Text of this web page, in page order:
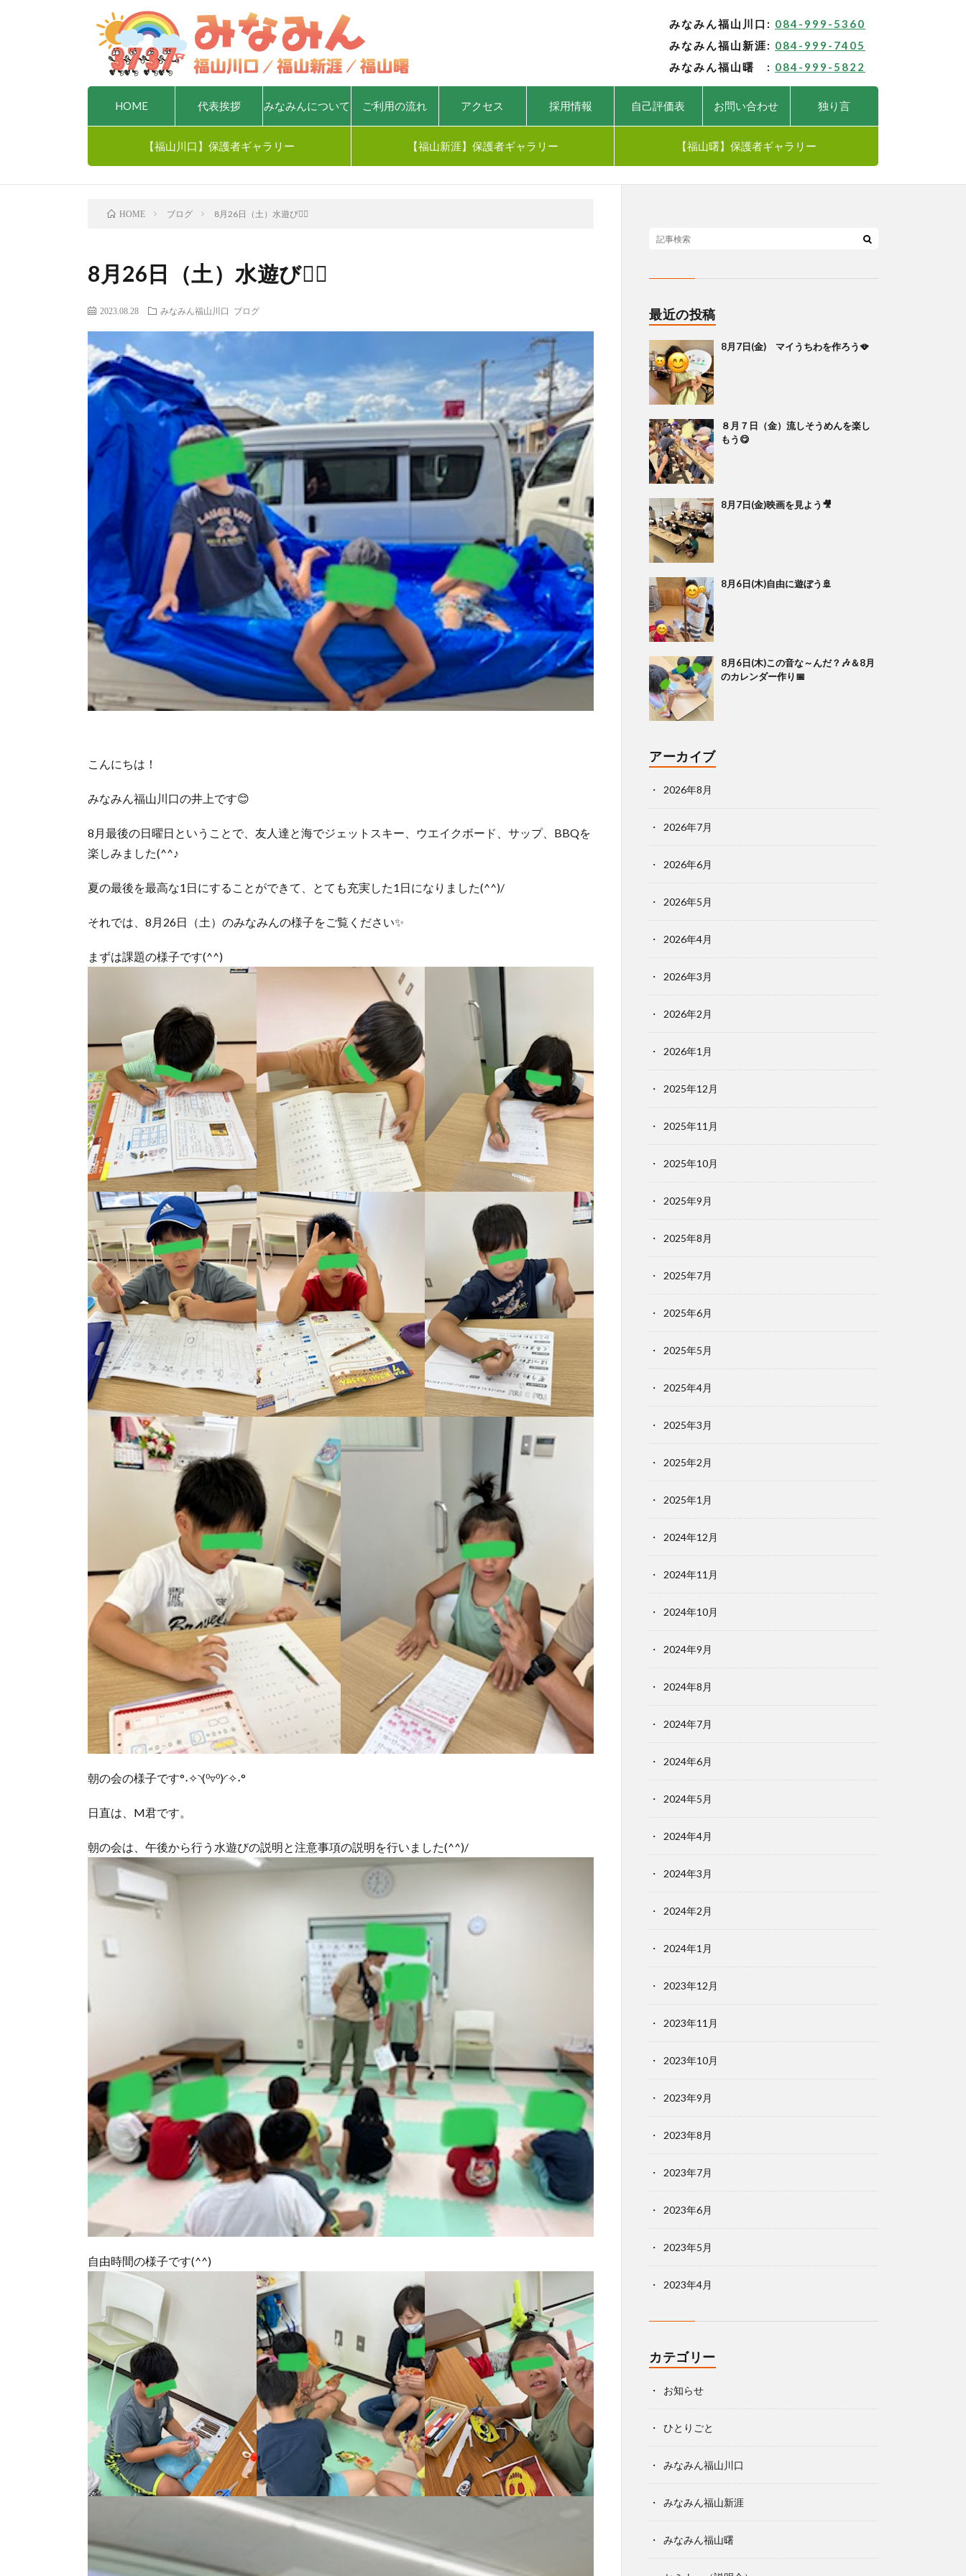
みなみん福山川口: 084-999-5360
みなみん福山新涯: 084-999-7405
みなみん福山曙 : 084-999-5822
HOME 代表挨拶 みなみんについて ご利用の流れ アクセス 採用情報 自己評価表 お問い合わせ 独り言
【福山川口】保護者ギャラリー 【福山新涯】保護者ギャラリー 【福山曙】保護者ギャラリー
HOME ブログ 8月26日（土）水遊び🏊‍♀️
8月26日（土）水遊び🏊‍♀️
2023.08.28 みなみん福山川口 ブログ
こんにちは！
みなみん福山川口の井上です😊
8月最後の日曜日ということで、友人達と海でジェットスキー、ウエイクボード、サップ、BBQを
楽しみました(^^♪
夏の最後を最高な1日にすることができて、とても充実した1日になりました(^^)/
それでは、8月26日（土）のみなみんの様子をご覧ください✨
まずは課題の様子です(^^)
朝の会の様子です°˖✧◝(⁰▿⁰)◜✧˖°
日直は、M君です。
朝の会は、午後から行う水遊びの説明と注意事項の説明を行いました(^^)/
自由時間の様子です(^^)
最近の投稿
8月7日(金) マイうちわを作ろう🪭
８月７日（金）流しそうめんを楽し
もう😋
8月7日(金)映画を見よう🎥
8月6日(木)自由に遊ぼう🚢
8月6日(木)この音な～んだ？🎶＆8月
のカレンダー作り📅
アーカイブ
2026年8月
2026年7月
2026年6月
2026年5月
2026年4月
2026年3月
2026年2月
2026年1月
2025年12月
2025年11月
2025年10月
2025年9月
2025年8月
2025年7月
2025年6月
2025年5月
2025年4月
2025年3月
2025年2月
2025年1月
2024年12月
2024年11月
2024年10月
2024年9月
2024年8月
2024年7月
2024年6月
2024年5月
2024年4月
2024年3月
2024年2月
2024年1月
2023年12月
2023年11月
2023年10月
2023年9月
2023年8月
2023年7月
2023年6月
2023年5月
2023年4月
カテゴリー
お知らせ
ひとりごと
みなみん福山川口
みなみん福山新涯
みなみん福山曙